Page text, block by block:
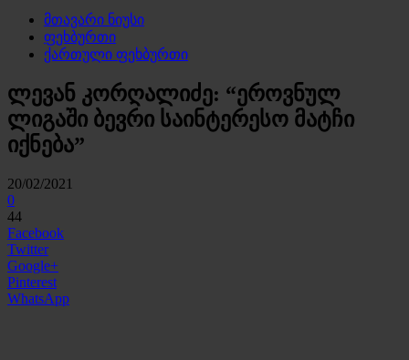
მთავარი ნიუსი
ფეხბურთი
ქართული ფეხბურთი
ლევან კორღალიძე: “ეროვნულ
ლიგაში ბევრი საინტერესო მატჩი
იქნება”
20/02/2021
0
44
Facebook
Twitter
Google+
Pinterest
WhatsApp